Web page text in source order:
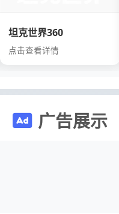
坦克世界360
点击查看详情
广告展示